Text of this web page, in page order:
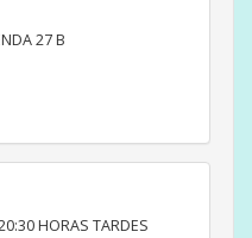
27 B
HORAS TARDES